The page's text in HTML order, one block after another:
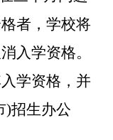
者，学校将
入学资格。
学资格，并
)招生办公